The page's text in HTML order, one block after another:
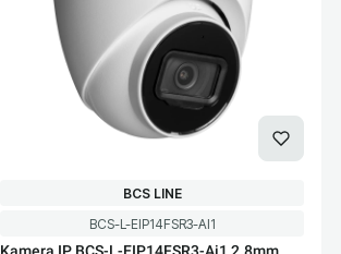
Kod produktu
BCS-L-EIP14FSR3-AI1
PRODUCENT
BCS LINE